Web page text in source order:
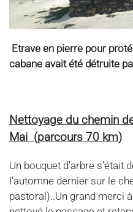
Etrave en pierre pour
cabane avait été détruite
Nettoyage du chemin
Mai (parcours 70 km)
Un bouquet d'arbre s'était
l'automne dernier sur le
pastoral)..Un grand merci